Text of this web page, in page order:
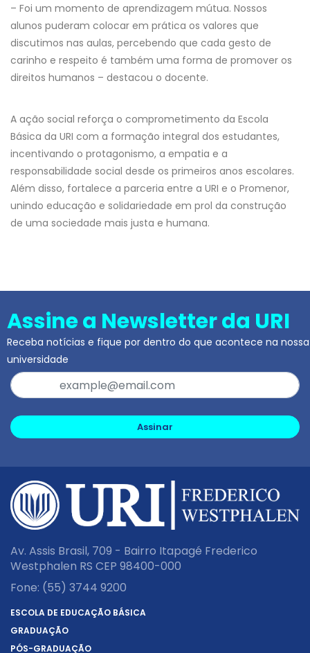
– Foi um momento de aprendizagem mútua. Nossos
alunos puderam colocar em prática os valores que
discutimos nas aulas, percebendo que cada gesto de
carinho e respeito é também uma forma de promover os
direitos humanos – destacou o docente.
A ação social reforça o comprometimento da Escola
Básica da URI com a formação integral dos estudantes,
incentivando o protagonismo, a empatia e a
responsabilidade social desde os primeiros anos escolares.
Além disso, fortalece a parceria entre a URI e o Promenor,
unindo educação e solidariedade em prol da construção
de uma sociedade mais justa e humana.
Assine a Newsletter da URI
Receba notícias e fique por dentro do que acontece na nossa
universidade
Assinar
Av. Assis Brasil, 709 - Bairro Itapagé Frederico
Westphalen RS CEP 98400-000
Fone: (55) 3744 9200
ESCOLA DE EDUCAÇÃO BÁSICA
GRADUAÇÃO
PÓS-GRADUAÇÃO